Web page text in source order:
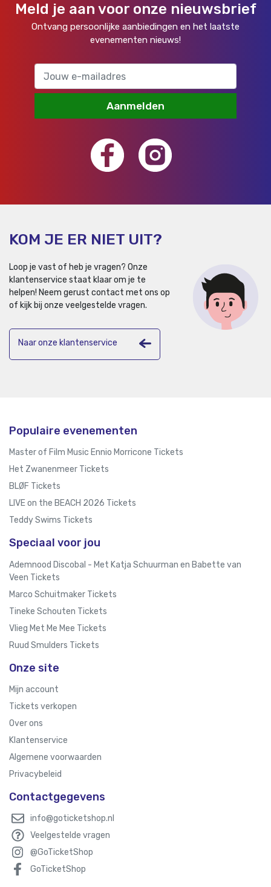
Meld je aan voor onze nieuwsbrief
Ontvang persoonlijke aanbiedingen en het laatste
evenementen nieuws!
Aanmelden
KOM JE ER NIET UIT?
Loop je vast of heb je vragen? Onze
klantenservice staat klaar om je te
helpen! Neem gerust contact met ons op
of kijk bij onze veelgestelde vragen.
Naar onze klantenservice
Populaire evenementen
Master of Film Music Ennio Morricone Tickets
Het Zwanenmeer Tickets
BLØF Tickets
LIVE on the BEACH 2026 Tickets
Teddy Swims Tickets
Speciaal voor jou
Ademnood Discobal - Met Katja Schuurman en Babette van
Veen Tickets
Marco Schuitmaker Tickets
Tineke Schouten Tickets
Vlieg Met Me Mee Tickets
Ruud Smulders Tickets
Onze site
Mijn account
Tickets verkopen
Over ons
Klantenservice
Algemene voorwaarden
Privacybeleid
Contactgegevens
info@goticketshop.nl
Veelgestelde vragen
@GoTicketShop
GoTicketShop